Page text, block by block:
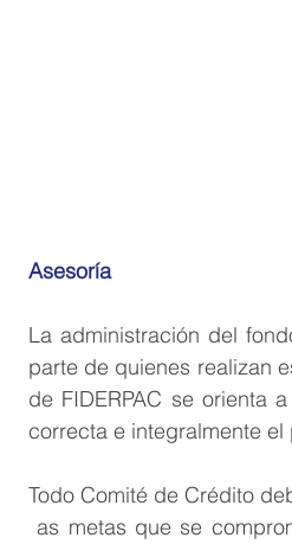
Asesoría
La administración del
parte de quienes realizan
de FIDERPAC se orienta
correcta e integralmente
Todo Comité de Crédito